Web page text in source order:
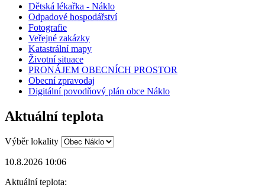
Dětská lékařka - Náklo
Odpadové hospodářství
Fotografie
Veřejné zakázky
Katastrální mapy
Životní situace
PRONÁJEM OBECNÍCH PROSTOR
Obecní zpravodaj
Digitální povodňový plán obce Náklo
Aktuální teplota
Výběr lokality
10.8.2026 10:06
Aktuální teplota: